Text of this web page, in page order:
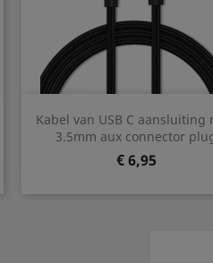
Kabel van USB C aansluiting
3.5mm aux connector
Prijs
€ 6,95
Snel bekijken